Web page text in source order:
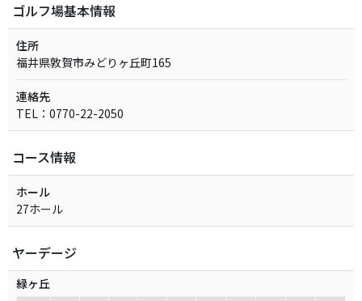
ゴルフ場基本情報
住所
福井県敦賀市みどりヶ丘町165
連絡先
TEL：0770-22-2050
コース情報
ホール
27ホール
ヤーデージ
緑ヶ丘